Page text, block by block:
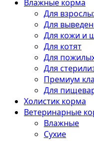
Влажные корма
Для
Для
Для кожи и
Для котят
Для
Для
Премиум
Для
Холистик корма
Ветеринарные
Влажные
Сухие